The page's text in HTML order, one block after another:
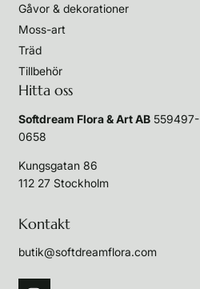
Gåvor & dekorationer
Moss-art
Träd
Tillbehör
Hitta oss
Softdream Flora & Art AB559497-
0658
Kungsgatan 86
112 27 Stockholm
Kontakt
butik@softdreamflora.com